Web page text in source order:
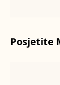
Posjetite